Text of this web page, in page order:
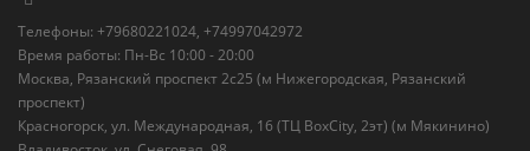
Телефоны: +79680221024, +74997042972
Время работы: Пн-Вс 10:00 - 20:00
Москва, Рязанский проспект 2с25 (м Нижегородская, Рязанский
проспект)
Красногорск, ул. Международная, 16 (ТЦ BoxСity, 2эт) (м Мякинино)